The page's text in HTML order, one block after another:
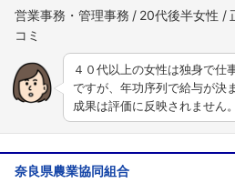
営業事務・管理事務 20代後半女性
４０代以上の女性は独身で仕
ですが、年功序列で給与が決
成果は評価に反映されません
奈良県農業協同組合